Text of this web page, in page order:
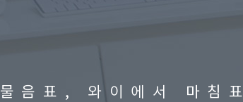
물음표 , 와이에서 마침표